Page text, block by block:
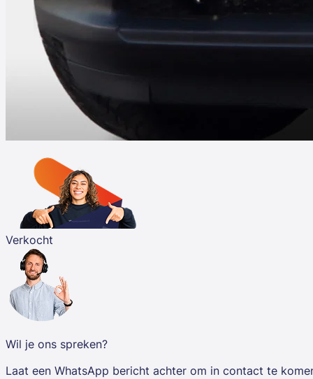
Verkocht
Wil je ons spreken?
Laat een WhatsApp bericht achter om in contact te